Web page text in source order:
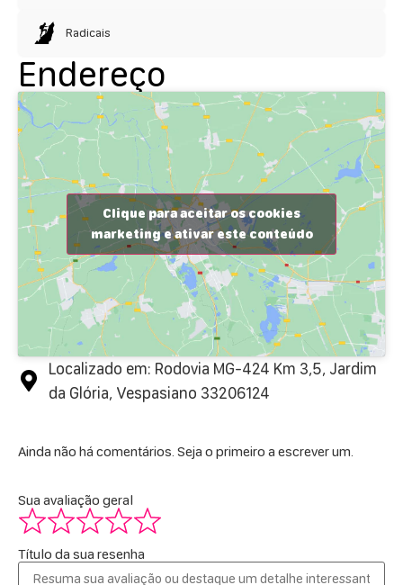
Radicais
Endereço
Clique para aceitar os cookies
marketing e ativar este conteúdo
Localizado em: Rodovia MG-424 Km 3,5, Jardim
da Glória, Vespasiano 33206124
Ainda não há comentários. Seja o primeiro a escrever um.
Sua avaliação geral
Título da sua resenha